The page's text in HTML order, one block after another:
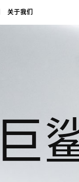
关于我们
巨